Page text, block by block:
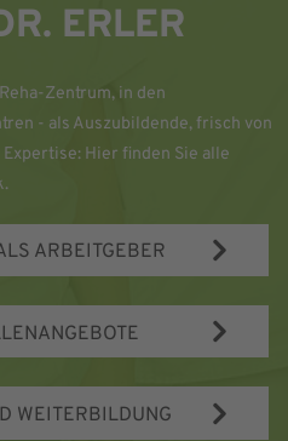
ERLER
Zentrum, in den
- als Auszubildende, frisch von
Hier finden Sie alle
ARBEITGEBER
WEITERBILDUNG